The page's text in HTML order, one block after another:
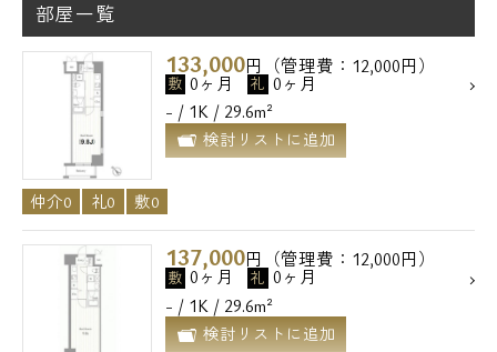
部屋一覧
133,000円（管理費：12,000円）
敷 0ヶ月 礼 0ヶ月
- / 1K / 29.6m²
検討リストに追加
仲介0 礼0 敷0
137,000円（管理費：12,000円）
敷 0ヶ月 礼 0ヶ月
- / 1K / 29.6m²
検討リストに追加